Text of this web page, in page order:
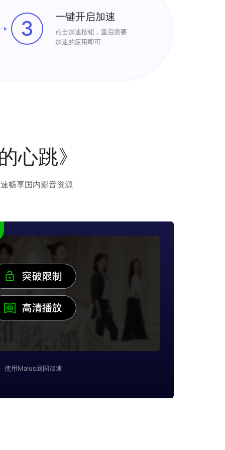
3 一键开启加速
点击加速按钮，重启需要
加速的应用即可
心跳》
畅享国内影音资源
使用Malus回国加速